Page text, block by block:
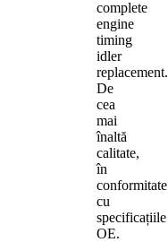
complete
engine
timing
idler
replacement.
De
cea
mai
înaltă
calitate,
în
conformitate
cu
specificațiile
OE.